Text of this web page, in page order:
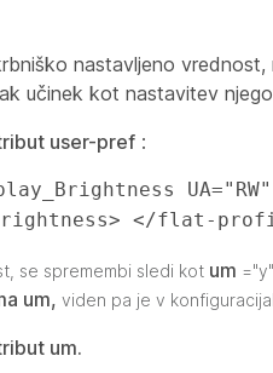
nastavljeno
učinek kot nastavitev
user-pref :
</flat-
se spremembi sledi kot um
um, viden pa je v
um.